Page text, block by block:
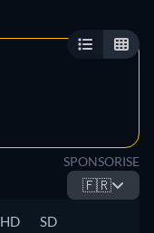
SPONSORISE
🇫🇷
HD SD